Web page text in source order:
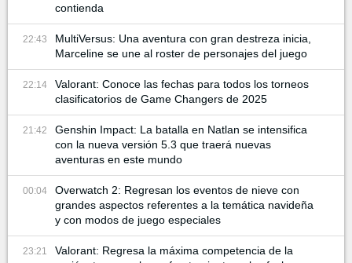
contienda
22:43
MultiVersus: Una aventura con gran destreza inicia,
Marceline se une al roster de personajes del juego
22:14
Valorant: Conoce las fechas para todos los torneos
clasificatorios de Game Changers de 2025
21:42
Genshin Impact: La batalla en Natlan se intensifica
con la nueva versión 5.3 que traerá nuevas
aventuras en este mundo
00:04
Overwatch 2: Regresan los eventos de nieve con
grandes aspectos referentes a la temática navideña
y con modos de juego especiales
23:21
Valorant: Regresa la máxima competencia de la